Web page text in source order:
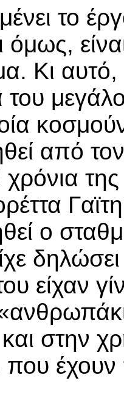
το
όμως,
Κι
από
χρόνια
ο
είχαν
και στην
έχουν